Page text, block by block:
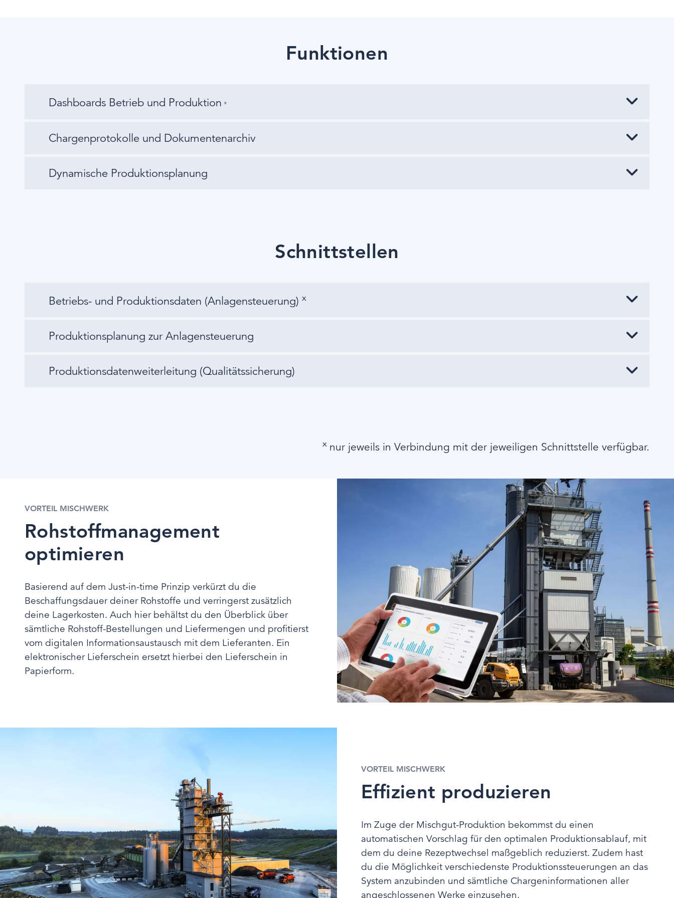
Funktionen
Dashboards Betrieb und Produktion x
Chargenprotokolle und Dokumentenarchiv
Dynamische Produktionsplanung
Schnittstellen
Betriebs- und Produktionsdaten (Anlagensteuerung) x
Produktionsplanung zur Anlagensteuerung
Produktionsdatenweiterleitung (Qualitätssicherung)
x nur jeweils in Verbindung mit der jeweiligen Schnittstelle verfügbar.
VORTEIL MISCHWERK
Rohstoffmanagement
optimieren
Basierend auf dem Just-in-time Prinzip verkürzt du die
Beschaffungsdauer deiner Rohstoffe und verringerst zusätzlich
deine Lagerkosten. Auch hier behältst du den Überblick über
sämtliche Rohstoff-Bestellungen und Liefermengen und profitierst
vom digitalen Informationsaustausch mit dem Lieferanten. Ein
elektronischer Lieferschein ersetzt hierbei den Lieferschein in
Papierform.
VORTEIL MISCHWERK
Effizient produzieren
Im Zuge der Mischgut-Produktion bekommst du einen
automatischen Vorschlag für den optimalen Produktionsablauf, mit
dem du deine Rezeptwechsel maßgeblich reduzierst. Zudem hast
du die Möglichkeit verschiedenste Produktionssteuerungen an das
System anzubinden und sämtliche Chargeninformationen aller
angeschlossenen Werke einzusehen.